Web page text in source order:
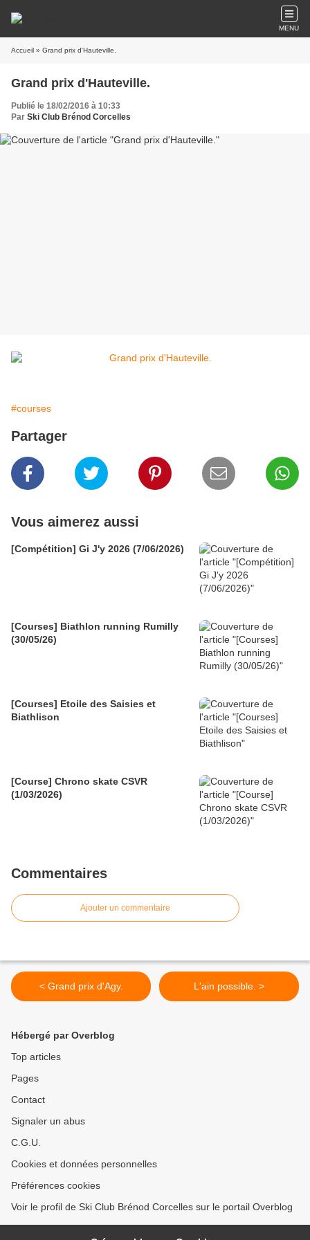
MENU
Accueil » Grand prix d'Hauteville.
Grand prix d'Hauteville.
Publié le 18/02/2016 à 10:33
Par Ski Club Brénod Corcelles
#courses
Partager
Vous aimerez aussi
[Compétition] Gi J'y 2026 (7/06/2026)
[Courses] Biathlon running Rumilly
(30/05/26)
[Courses] Etoile des Saisies et
Biathlison
[Course] Chrono skate CSVR
(1/03/2026)
Commentaires
Ajouter un commentaire
< Grand prix d'Agy. L'ain possible. >
Hébergé par Overblog
Top articles
Pages
Contact
Signaler un abus
C.G.U.
Cookies et données personnelles
Préférences cookies
Voir le profil de Ski Club Brénod Corcelles sur le portail Overblog